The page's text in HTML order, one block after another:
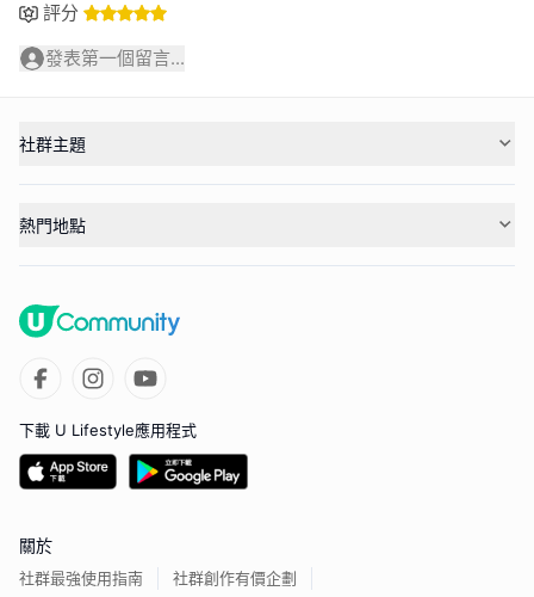
評分
發表第一個留言...
社群主題
熱門地點
下載 U Lifestyle應用程式
關於
社群最強使用指南 社群創作有價企劃